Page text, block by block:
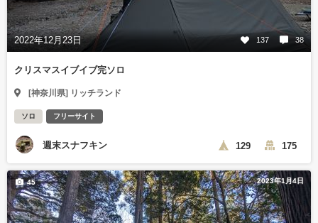
2022年12月23日 137 38
クリスマスイブイブ完ソロ
[神奈川県] リッチランド
ソロ フリーサイト
週末スナフキン 129 175
2023年1月4日
45